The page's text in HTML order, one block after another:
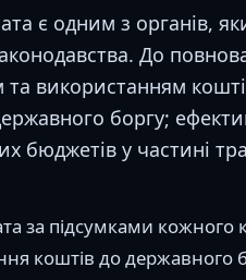
є одним з органів,
До
використанням
боргу;
бюджетів у частині
за підсумками кожного
коштів до державного